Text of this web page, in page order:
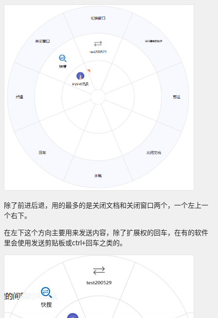
除了前进后退，用的最多的是关闭文档和关闭窗口两个，一个左上一
个右下。
在左下这个方向主要用来发送内容，除了扩展权的回车，在有的软件
里会使用发送剪贴板或ctrl+回车之类的。